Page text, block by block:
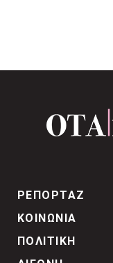
ΡΕΠΟΡΤΑΖ
ΚΟΙΝΩΝΙΑ
ΠΟΛΙΤΙΚΗ